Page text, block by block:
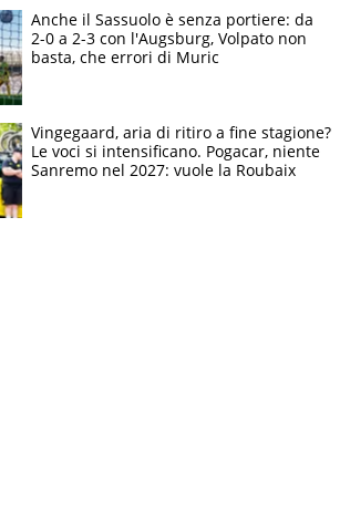
Anche il Sassuolo è senza portiere: da
2-0 a 2-3 con l'Augsburg, Volpato non
basta, che errori di Muric
Vingegaard, aria di ritiro a fine stagione?
Le voci si intensificano. Pogacar, niente
Sanremo nel 2027: vuole la Roubaix